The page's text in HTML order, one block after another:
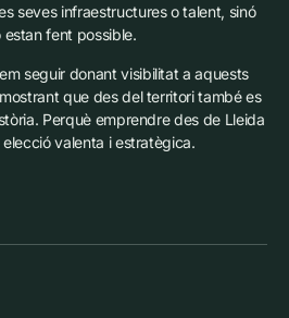
seves infraestructures o talent, sinó
estan fent possible.
seguir donant visibilitat a aquests
que des del territori també es
Perquè emprendre des de Lleida
elecció valenta i estratègica.